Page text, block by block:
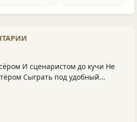
И сценаристом до кучи Не
Сыграть под удобный...